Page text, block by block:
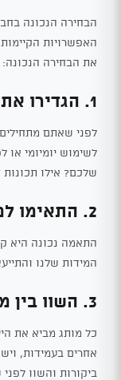
הבחירה הנכונה
האפשרויות
את הבחירה הנכונה:
1. הגדירו את הצרכים שלכם
לפני שאתם
לשימוש יומיומי
שלכם? אילו
2. התאימו למידות
התאמה נכונה היא
המידות שלנו
3. השוו בין מותגים
כל מותג מביא את
אחרים בעמידות,
ביקורות והשוו